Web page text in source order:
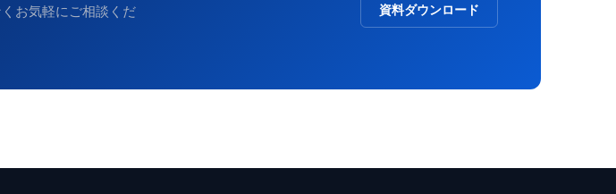
お気軽にご相談くだ
資料ダウンロード